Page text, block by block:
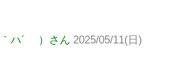
｀ハ´ ）さん 2025/05/11(日)